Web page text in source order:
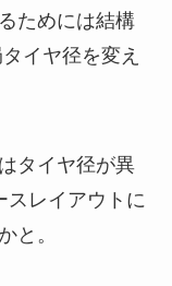
ためには結構
イヤ径を変え
タイヤ径が異
スレイアウトに
と。